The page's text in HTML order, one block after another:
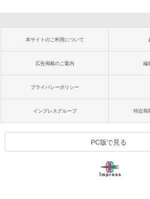
本サイトのご利用について
広告掲載のご案内 編
プライバシーポリシー
インプレスグループ 特定商
PC版で見る